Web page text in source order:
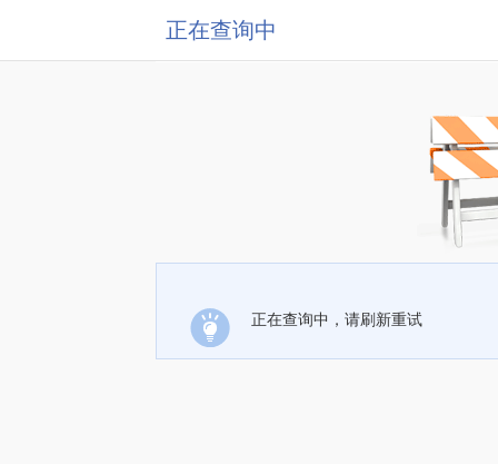
正在查询中
正在查询中，请刷新重试